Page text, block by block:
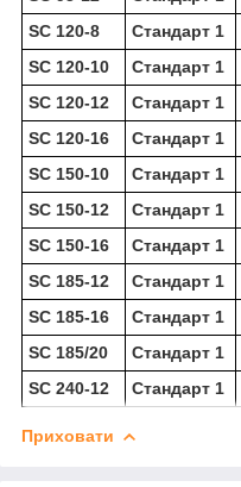
SC 120-8
Стандарт 1
SC 120-10
Стандарт 1
SC 120-12
Стандарт 1
SC 120-16
Стандарт 1
SC 150-10
Стандарт 1
SC 150-12
Стандарт 1
SC 150-16
Стандарт 1
SC 185-12
Стандарт 1
SC 185-16
Стандарт 1
SC 185/20
Стандарт 1
SC 240-12
Стандарт 1
Приховати